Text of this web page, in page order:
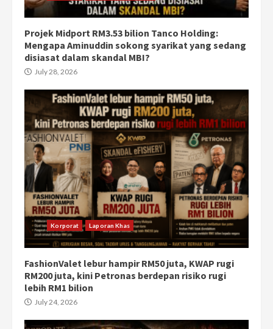
Projek Midport RM3.53 bilion Tanco Holding:
Mengapa Aminuddin sokong syarikat yang sedang
disiasat dalam skandal MBI?
July 28, 2026
Korporat Laporan Khas
FashionValet lebur hampir RM50 juta, KWAP rugi
RM200 juta, kini Petronas berdepan risiko rugi
lebih RM1 bilion
July 24, 2026